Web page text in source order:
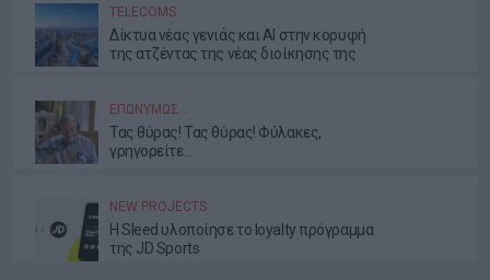
TELECOMS
Δίκτυα νέας γενιάς και AI στην κορυφή
της ατζέντας της νέας διοίκησης της
ΕΠΩΝΎΜΩΣ…
Τας θύρας! Τας θύρας! Φύλακες,
γρηγορείτε…
NEW PROJECTS
Η Sleed υλοποίησε το loyalty πρόγραμμα
της JD Sports